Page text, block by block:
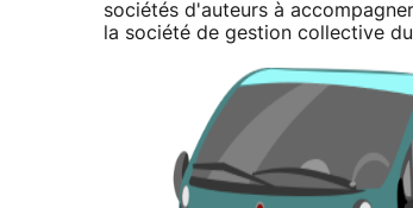
sociétés d'auteurs à
la société de gestion collective